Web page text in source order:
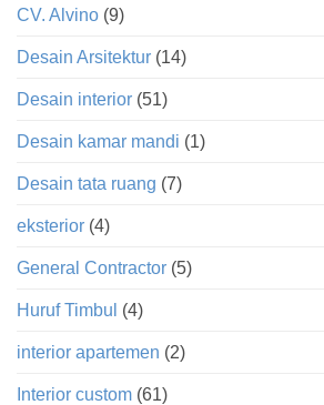
CV. Alvino (9)
Desain Arsitektur (14)
Desain interior (51)
Desain kamar mandi (1)
Desain tata ruang (7)
eksterior (4)
General Contractor (5)
Huruf Timbul (4)
interior apartemen (2)
Interior custom (61)